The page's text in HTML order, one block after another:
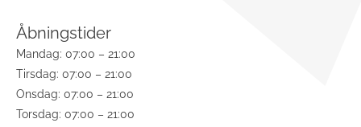
Åbningstider
Mandag: 07:00 – 21:00
Tirsdag: 07:00 – 21:00
Onsdag: 07:00 – 21:00
Torsdag: 07:00 – 21:00